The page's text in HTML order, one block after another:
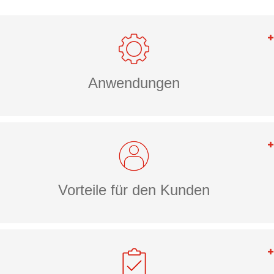
Anwendungen
Vorteile für den Kunden